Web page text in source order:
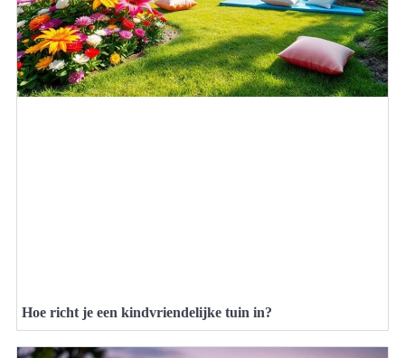
Hoe richt je een kindvriendelijke tuin in?